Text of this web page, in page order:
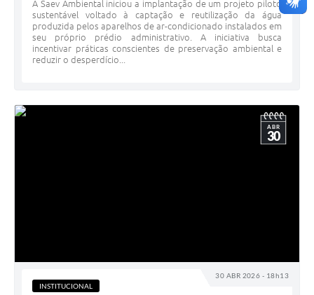
A Saev Ambiental iniciou a implantação de um projeto piloto
sustentável voltado à captação e reutilização da água
produzida pelos aparelhos de ar-condicionado instalados em
seu próprio prédio administrativo. A iniciativa busca
incentivar práticas conscientes de preservação ambiental e
reduzir o desperdício...
30 ABR 2026 - 18h13
ABR
30
INSTITUCIONAL